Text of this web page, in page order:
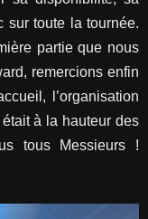
sur toute la tournée.
partie que nous
remercions enfin
l’organisation
à la hauteur des
tous Messieurs !